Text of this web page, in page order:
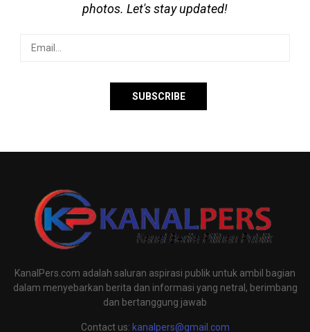
photos. Let's stay updated!
KanalPers.com adalah saluran aspirasi publik untuk ambil bagian
dalam menyebarkan berita dan informasi yang netral, berimbang
dan bertanggung jawab
Contact us: kanalpers@gmail.com